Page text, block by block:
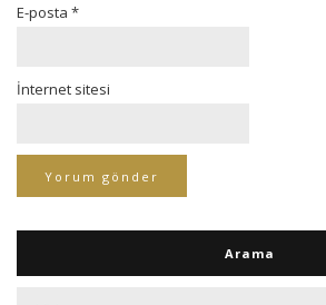
E-posta *
İnternet sitesi
Arama